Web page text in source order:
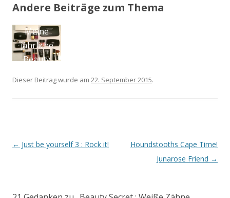
Andere Beiträge zum Thema
Was hilft,
wenn die
Oberschenk
aneinander
Dieser Beitrag wurde am 22. September 2015.
Artikel-Navigation
← Just be yourself 3 : Rock it!
Houndstooths Cape Time!
Junarose Friend →